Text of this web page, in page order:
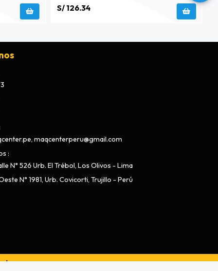
S/ 126.34
maqcenterperu@gmail.com
N° 526 Urb. El Trébol, Los Olivos - Lima
N° 1981, Urb. Covicorti, Trujillo - Perú
porBsale